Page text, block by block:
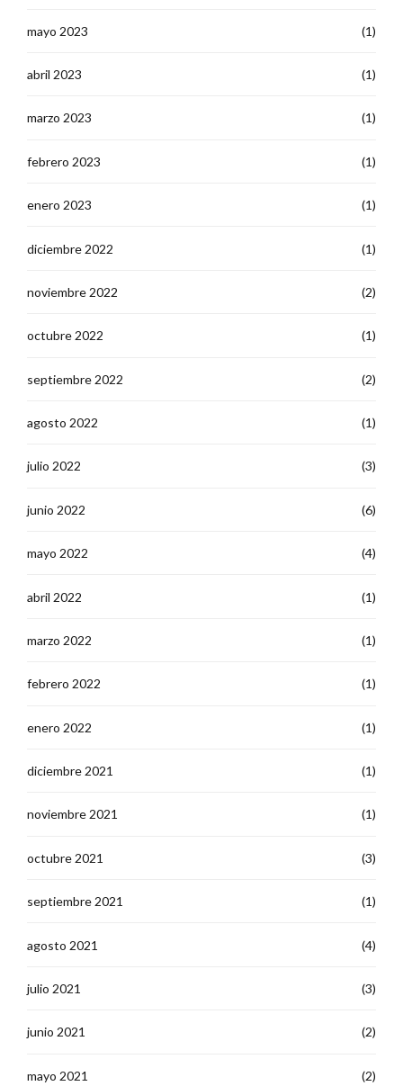
mayo 2023 (1)
abril 2023 (1)
marzo 2023 (1)
febrero 2023 (1)
enero 2023 (1)
diciembre 2022 (1)
noviembre 2022 (2)
octubre 2022 (1)
septiembre 2022 (2)
agosto 2022 (1)
julio 2022 (3)
junio 2022 (6)
mayo 2022 (4)
abril 2022 (1)
marzo 2022 (1)
febrero 2022 (1)
enero 2022 (1)
diciembre 2021 (1)
noviembre 2021 (1)
octubre 2021 (3)
septiembre 2021 (1)
agosto 2021 (4)
julio 2021 (3)
junio 2021 (2)
mayo 2021 (2)